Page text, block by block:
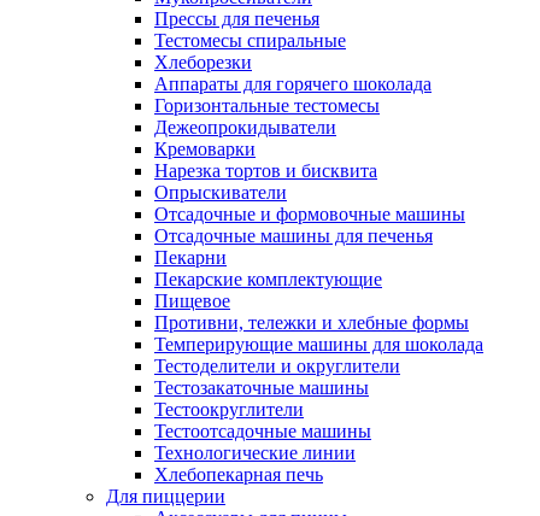
Прессы для печенья
Тестомесы спиральные
Хлеборезки
Аппараты для горячего шоколада
Горизонтальные тестомесы
Дежеопрокидыватели
Кремоварки
Нарезка тортов и бисквита
Опрыскиватели
Отсадочные и формовочные машины
Отсадочные машины для печенья
Пекарни
Пекарские комплектующие
Пищевое
Противни, тележки и хлебные формы
Темперирующие машины для шоколада
Тестоделители и округлители
Тестозакаточные машины
Тестоокруглители
Тестоотсадочные машины
Технологические линии
Хлебопекарная печь
Для пиццерии